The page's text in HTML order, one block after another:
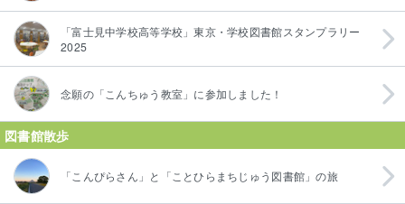
「富士見中学校高等学校」東京・学校図書館スタンプラリー
2025
念願の「こんちゅう教室」に参加しました！
図書館散歩
「こんぴらさん」と「ことひらまちじゅう図書館」の旅